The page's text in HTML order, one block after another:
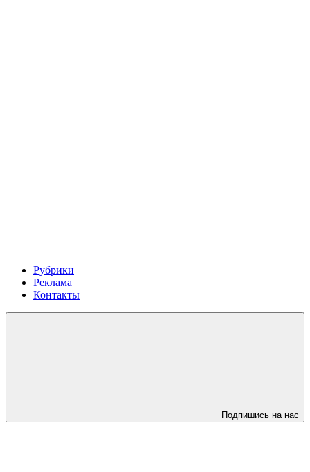
Рубрики
Реклама
Контакты
Подпишись на нас